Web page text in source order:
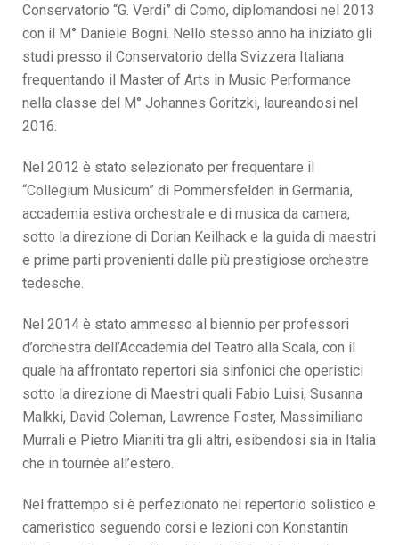
Conservatorio “G. Verdi” di Como, diplomandosi nel 2013
con il M° Daniele Bogni. Nello stesso anno ha iniziato gli
studi presso il Conservatorio della Svizzera Italiana
frequentando il Master of Arts in Music Performance
nella classe del M° Johannes Goritzki, laureandosi nel
2016.
Nel 2012 è stato selezionato per frequentare il
“Collegium Musicum” di Pommersfelden in Germania,
accademia estiva orchestrale e di musica da camera,
sotto la direzione di Dorian Keilhack e la guida di maestri
e prime parti provenienti dalle più prestigiose orchestre
tedesche.
Nel 2014 è stato ammesso al biennio per professori
d’orchestra dell’Accademia del Teatro alla Scala, con il
quale ha affrontato repertori sia sinfonici che operistici
sotto la direzione di Maestri quali Fabio Luisi, Susanna
Malkki, David Coleman, Lawrence Foster, Massimiliano
Murrali e Pietro Mianiti tra gli altri, esibendosi sia in Italia
che in tournée all’estero.
Nel frattempo si è perfezionato nel repertorio solistico e
cameristico seguendo corsi e lezioni con Konstantin